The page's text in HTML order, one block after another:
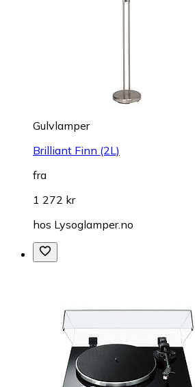
Gulvlamper
Brilliant Finn (2L)
fra
1 272 kr
hos Lysoglamper.no